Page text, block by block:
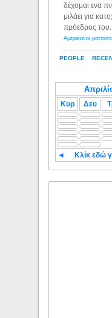
PEOPLE
δέχομαι ενα
μιλάει για
πρόεδρος
Κυρ Δευ
◄ Κλίκ εδώ